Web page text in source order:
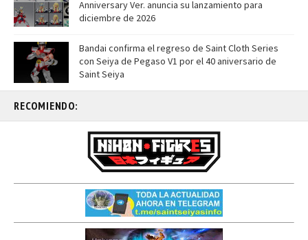
Anniversary Ver. anuncia su lanzamiento para
diciembre de 2026
Bandai confirma el regreso de Saint Cloth Series
con Seiya de Pegaso V1 por el 40 aniversario de
Saint Seiya
RECOMIENDO: